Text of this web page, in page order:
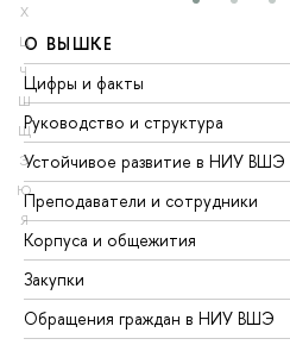
Х
Ц
Ч
Ш
Щ
Э
Ю
Я
О ВЫШКЕ
Цифры и факты
Руководство и структура
Устойчивое развитие в НИУ ВШЭ
Преподаватели и сотрудники
Корпуса и общежития
Закупки
Обращения граждан в НИУ ВШЭ